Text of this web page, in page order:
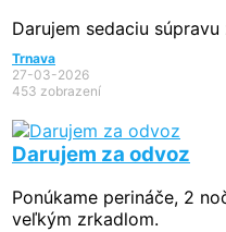
Darujem sedaciu
Trnava
27-03-2026
453 zobrazení
Darujem za odvoz
Ponúkame perináče, 2
veľkým zrkadlom.